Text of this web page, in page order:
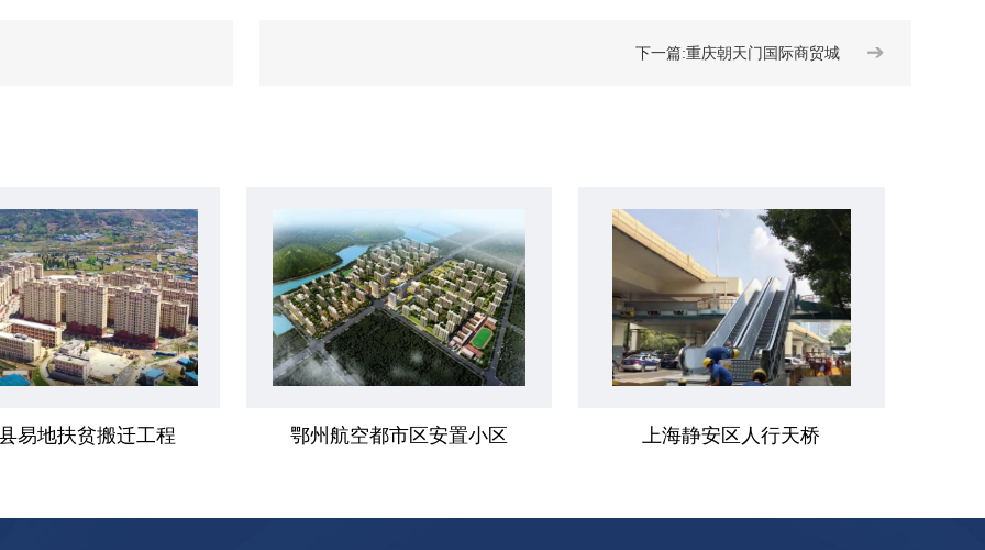
➔
下一篇:重庆朝天门国际商贸城
易地扶贫搬迁工程 鄂州航空都市区安置小区 上海静安区人行天桥